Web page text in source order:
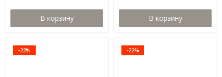
В корзину В корзину
-22% -22%